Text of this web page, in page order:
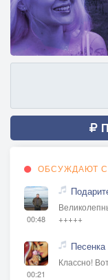
ОБСУЖДАЮТ
00:48
+++++
00:21
Классно!